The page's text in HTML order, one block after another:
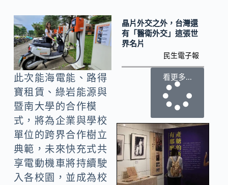
此次能海電能、路得
寶租賃、綠岩能源與
暨南大學的合作模
式，將為企業與學校
單位的跨界合作樹立
典範，未來快充式共
享電動機車將持續駛
入各校園，並成為校
晶片外交之外，台灣還
有「醫衛外交」這張世
界名片
民生電子報
看更多...